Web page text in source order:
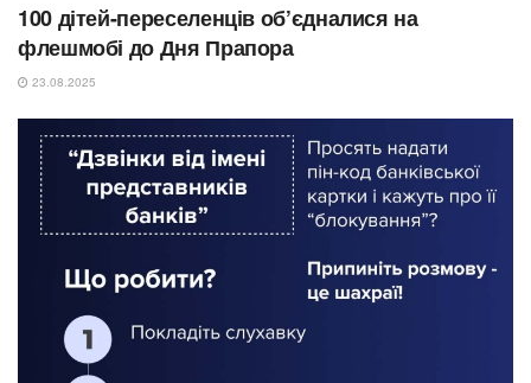
100 дітей-переселенців об’єдналися на
флешмобі до Дня Прапора
23.08.2025